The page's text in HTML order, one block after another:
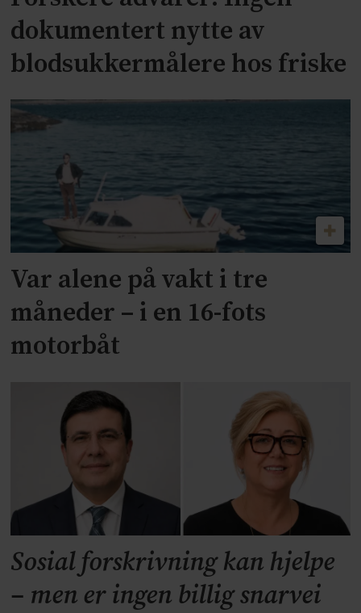
dokumentert nytte av
blodsukkermålere hos friske
Var alene på vakt i tre
måneder – i en 16-fots
motorbåt
Sosial forskrivning kan hjelpe
– men er ingen billig snarvei